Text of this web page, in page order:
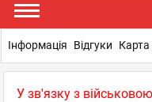
У зв'язку з
Інформація Відгуки Карта